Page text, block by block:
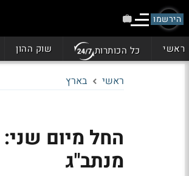
הירשמו
ראשי כל הכותרות שוק ההון
ראשי בארץ
החל מיום
מנתב"ג